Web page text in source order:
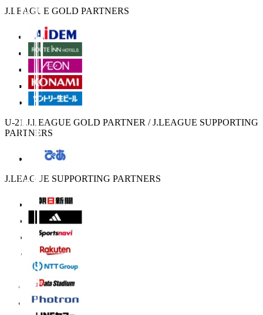
J.LEAGUE GOLD PARTNERS
U-21 J.LEAGUE GOLD PARTNER / J.LEAGUE SUPPORTING
PARTNERS
J.LEAGUE SUPPORTING PARTNERS